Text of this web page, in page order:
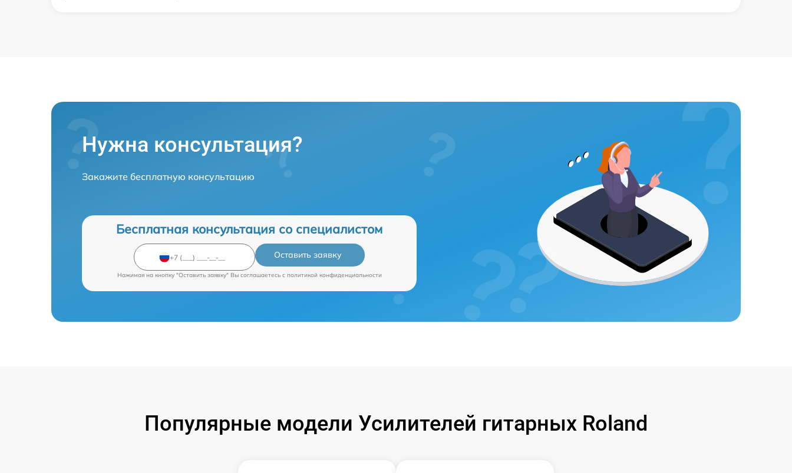
Нужна консультация?
Закажите бесплатную консультацию
Бесплатная консультация со специалистом
Оставить заявку
Нажимая на кнопку "Оставить заявку" Вы соглашаетесь c политикой конфиденциальности
Популярные модели Усилителей гитарных Roland